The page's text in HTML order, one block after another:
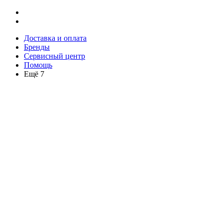
Доставка и оплата
Бренды
Сервисный центр
Помощь
Ещё 7